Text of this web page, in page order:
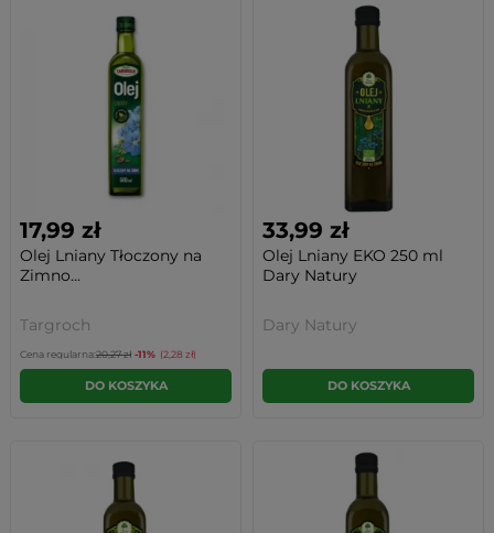
17,99 zł
Olej Lniany Tłoczony na
Zimno...
Targroch
Cena regularna:20,27 zł -11% (2,28 zł)
DO KOSZYKA
33,99 zł
Olej Lniany EKO 250 ml
Dary Natury
Dary Natury
DO KOSZYKA